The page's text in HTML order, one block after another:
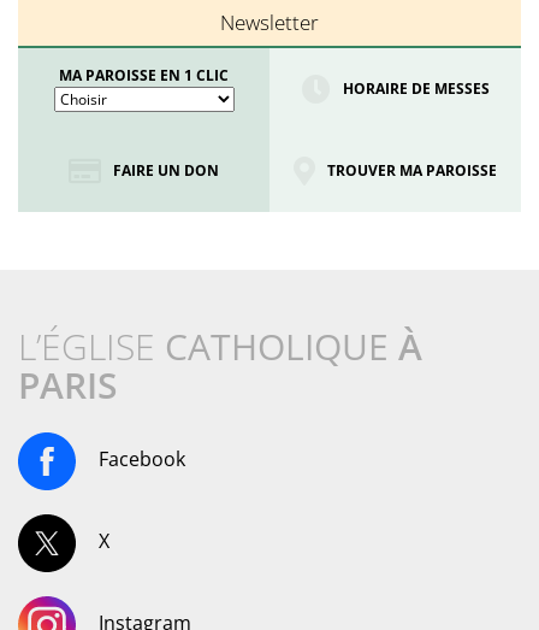
Newsletter
MA PAROISSE EN 1 CLIC
HORAIRE DE MESSES
FAIRE UN DON TROUVER MA PAROISSE
L’ÉGLISE CATHOLIQUE À
PARIS
Facebook
X
Instagram